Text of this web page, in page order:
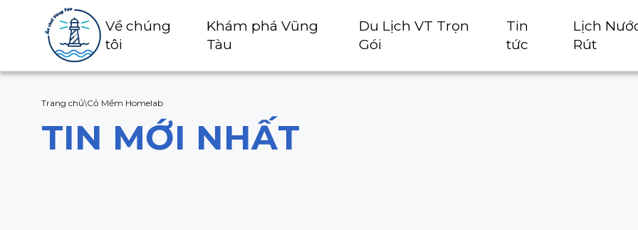
Về chúng
tôi
Khám phá Vũng
Tàu
Du Lịch VT Trọn
Gói
Tin
tức
Lịch
Rút
Trang chủ\Cỏ Mềm Homelab
TIN MỚI NHẤT